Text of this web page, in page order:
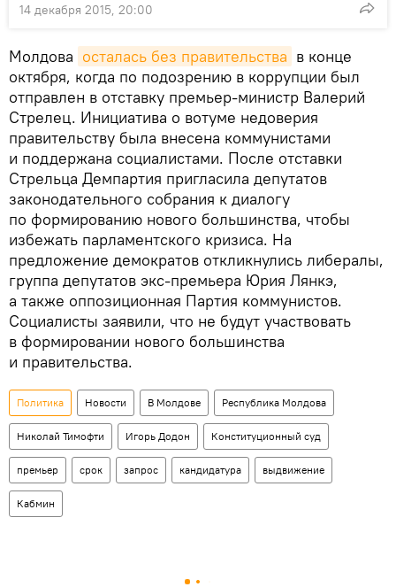
14 декабря 2015, 20:00
Молдова осталась без правительства в конце
октября, когда по подозрению в коррупции был
отправлен в отставку премьер-министр Валерий
Стрелец. Инициатива о вотуме недоверия
правительству была внесена коммунистами
и поддержана социалистами. После отставки
Стрельца Демпартия пригласила депутатов
законодательного собрания к диалогу
по формированию нового большинства, чтобы
избежать парламентского кризиса. На
предложение демократов откликнулись либералы,
группа депутатов экс-премьера Юрия Лянкэ,
а также оппозиционная Партия коммунистов.
Социалисты заявили, что не будут участвовать
в формировании нового большинства
и правительства.
Политика Новости В Молдове Республика Молдова
Николай Тимофти Игорь Додон Конституционный суд
премьер срок запрос кандидатура выдвижение
Кабмин